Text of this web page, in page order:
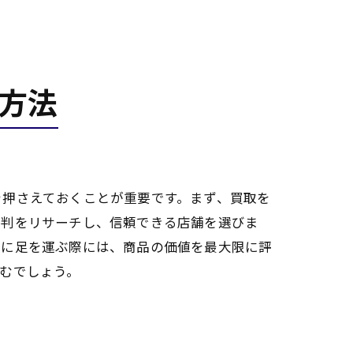
法
さえておくことが重要です。まず、買取を
をリサーチし、信頼できる店舗を選びま
足を運ぶ際には、商品の価値を最大限に評
しょう。